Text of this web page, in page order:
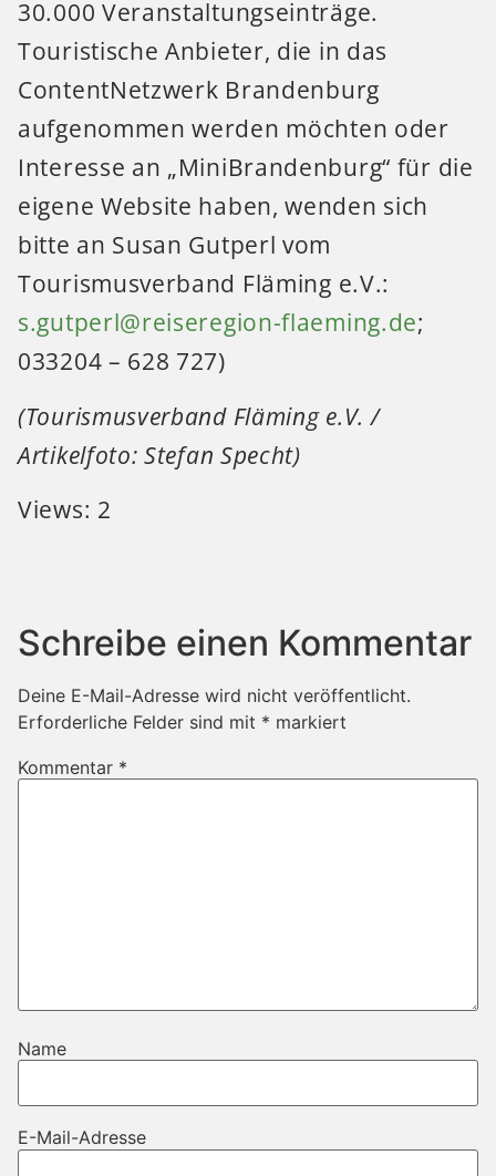
30.000 Veranstaltungseinträge.
Touristische Anbieter, die in das
ContentNetzwerk Brandenburg
aufgenommen werden möchten oder
Interesse an „MiniBrandenburg“ für die
eigene Website haben, wenden sich
bitte an Susan Gutperl vom
Tourismusverband Fläming e.V.:
s.gutperl@reiseregion-flaeming.de;
033204 – 628 727)
(Tourismusverband Fläming e.V. /
Artikelfoto: Stefan Specht)
Views: 2
Schreibe einen Kommentar
Deine E-Mail-Adresse wird nicht veröffentlicht.
Erforderliche Felder sind mit * markiert
Kommentar *
Name
E-Mail-Adresse